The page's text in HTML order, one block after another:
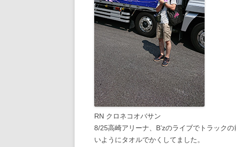
RN クロネコオバサン
8/25高崎アリーナ、B’zのライブでトラック
いようにタオルでかくしてました。